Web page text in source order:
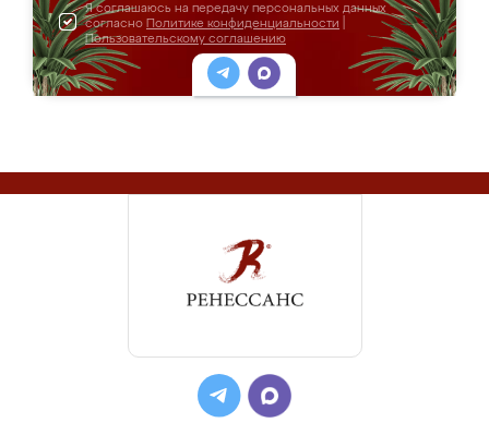
Я соглашаюсь на передачу персональных данных
согласно Политике конфиденциальности
Пользовательскому соглашению